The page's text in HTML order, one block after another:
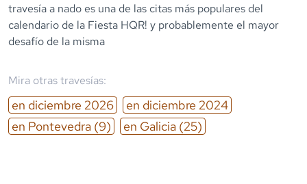
travesía a nado es una de las citas más populares del
calendario de la Fiesta HQR! y probablemente el mayor
desafío de la misma
Mira otras travesías:
en diciembre 2026 en diciembre 2024
en Pontevedra (9) en Galicia (25)